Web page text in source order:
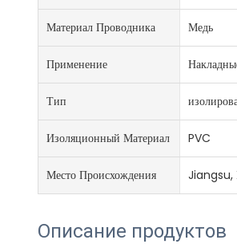
Материал Проводника Медь
Применение
Тип
Изоляционный Материал PVC
Место Происхождения Jiangsu,
Описание продуктов